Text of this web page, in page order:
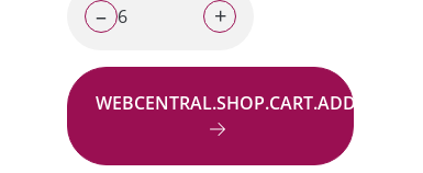
– +
WEBCENTRAL.SHOP.CART.ADD.BUTTON